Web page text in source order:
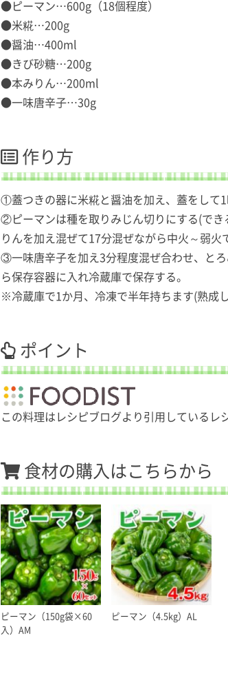
●ピーマン…600g（18個程度）
●米糀…200g
●醤油…400ml
●きび砂糖…200g
●本みりん…200ml
●一味唐辛子…30g
作り方
①蓋つきの器に米糀と醤油を加え、蓋をして1
②ピーマンは種を取りみじん切りにする(で
りんを加え混ぜて17分混ぜながら中火～弱火
③一味唐辛子を加え3分程度混ぜ合わせ、と
ら保存容器に入れ冷蔵庫で保存する。
※冷蔵庫で1か月、冷凍で半年持ちます(熟成
ポイント
この料理はレシピブログより引用しているレ
食材の購入はこちらから
ピーマン（150g袋×60
入）AM
ピーマン（4.5kg）AL